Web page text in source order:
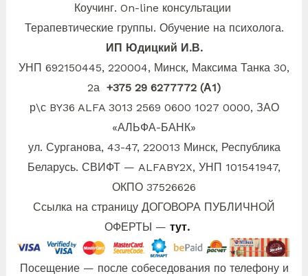
Коучинг. On-line консультации
Терапевтические группы. Обучение на психолога.
ИП Юдицкий И.В.
УНП 692150445, 220004, Минск, Максима Танка 30,
2а +375 29 6277772 (А1)
р\с BY36 ALFA 3013 2569 0600 1027 0000, ЗАО
«АЛЬФА-БАНК»
ул. Сурганова, 43-47, 220013 Минск, Республика
Беларусь. СВИФТ — ALFABY2X, УНП 101541947,
ОКПО 37526626
Ссылка на страницу ДОГОВОРА ПУБЛИЧНОЙ
ОФЕРТЫ — тут.
Посещение — после собеседования по телефону и